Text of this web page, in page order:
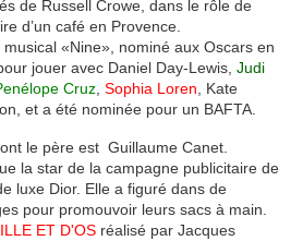
de Russell Crowe, dans le rôle de
d’un café en Provence.
«Nine», nominé aux Oscars en
jouer avec Daniel Day-Lewis, Judi
Cruz Sophia Loren , Kate
et a été nominée pour un BAFTA.
le père est Guillaume Canet.
la star de la campagne publicitaire de
luxe Dior. Elle a figuré dans de
pour promouvoir leurs sacs à main
ET D'OS réalisé par Jacques